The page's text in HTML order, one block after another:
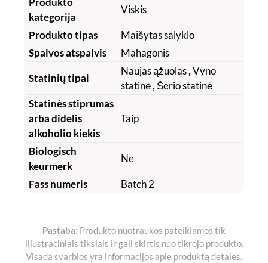
kategorija
Viskis
Produkto tipas
Maišytas salyklo
Spalvos atspalvis
Mahagonis
Statinių tipai
Naujas ąžuolas, Vyno
statinė, Šerio statinė
Statinės stiprumas
arba didelis
alkoholio kiekis
Taip
Biologisch
keurmerk
Ne
Fass numeris Batch 2
Pastaba: Produkto nuotraukos pateikiamos tik
iliustraciniais tikslais ir gali skirtis nuo tikrojo produkto.
Visada svarbios yra informacijos apie produktą detalės.